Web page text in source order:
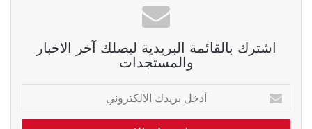
اشترك بالقائمة البريدية ليصلك آخر الاخبار
والمستجدات
أدخل
بريدك
الالكتروني